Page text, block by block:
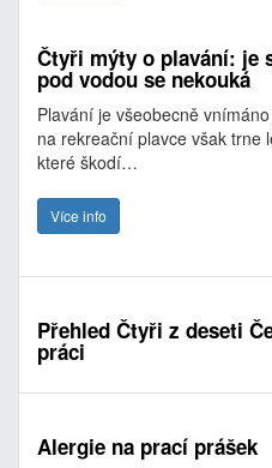
Čtyři mýty o plavání: je
pod vodou se nekouká
Plavání je všeobecně
na rekreační plavce však trne
které škodí…
Více info
Přehled Čtyři z deseti
práci
Alergie na prací prášek